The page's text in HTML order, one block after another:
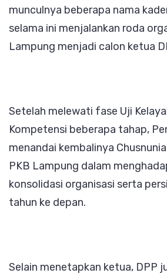
munculnya beberapa nama
selama ini menjalankan roda
Lampung menjadi calon ketua
Setelah melewati fase Uji
Kompetensi beberapa tahap,
menandai kembalinya
PKB Lampung dalam
konsolidasi organisasi serta
tahun ke depan.
Selain menetapkan ketua, DPP